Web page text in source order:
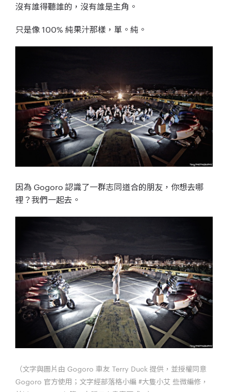
沒有誰得聽誰的，沒有誰是主角。
只是像 100% 純果汁那樣，單。純。
因為 Gogoro 認識了一群志同道合的朋友，你想去哪
裡？我們一起去。
（文字與圖片由 Gogoro 車友 Terry Duck 提供，並授權同意
Gogoro 官方使用；文字經部落格小編 #大隻小艾 些微編修，